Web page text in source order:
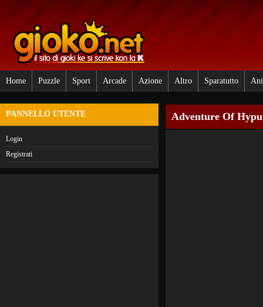
Home Puzzle Sport Arcade Azione Altro Sparatutto
PANNELLO UTENTE
Login
Registrati
Adventure Of